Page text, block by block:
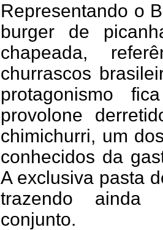
Representando o
burger de
chapeada,
churrascos
protagonismo
provolone
chimichurri, um
conhecidos da
A exclusiva pasta
trazendo ainda
conjunto.